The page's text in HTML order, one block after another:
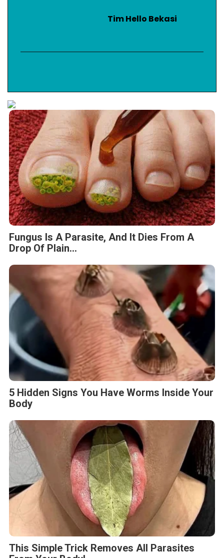
Tim Hello Bekasi
Fungus Is A Parasite, And It Dies From A
Drop Of Plain...
5 Hidden Signs You Have Worms Inside Your
Body
This Simple Trick Removes All Parasites